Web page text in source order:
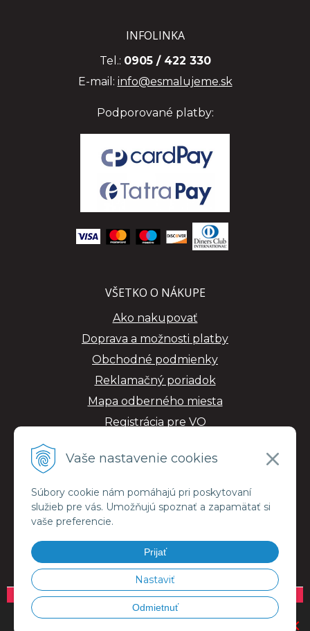
Vaše nastavenie cookies
Súbory cookie nám pomáhajú pri poskytovaní
služieb pre vás. Umožňujú spoznať a zapamätať si
vaše preferencie.
Prijať
Nastaviť
Odmietnuť
INFOLINKA
Tel.: 0905 / 422 330
E-mail: info@esmalujeme.sk
Podporované platby:
VŠETKO O NÁKUPE
Ako nakupovať
Doprava a možnosti platby
Obchodné podmienky
Reklamačný poriadok
Mapa odberného miesta
Registrácia pre VO
© 2026 ESMALujeme.sk • NextShop&e-shop Pohoda Connector NextCom
OBJEDNÁVKU VÁM DORUČÍME KURIÉROM V RÁMCI CELEJ SR.
×